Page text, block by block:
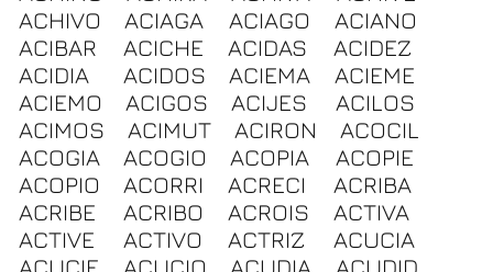
ACHIVO
ACIAGA ACIAGO
ACIANO
ACIBAR
ACICHE ACIDAS
ACIDEZ
ACIDIA
ACIDOS ACIEMA
ACIEME
ACIEMO
ACIGOS ACIJES
ACILOS
ACIMOS
ACIMUT ACIRON
ACOCIL
ACOGIA
ACOGIO ACOPIA
ACOPIE
ACOPIO
ACORRI ACRECI
ACRIBA
ACRIBE
ACRIBO ACROIS
ACTIVA
ACTIVE
ACTIVO ACTRIZ
ACUCIA